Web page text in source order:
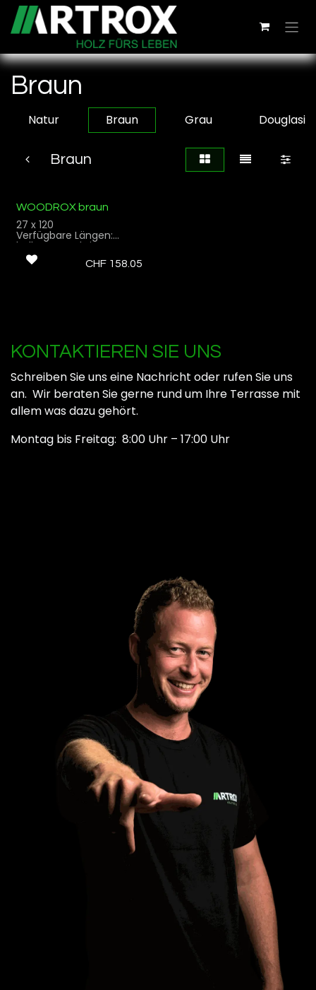
Zum Inhalt springen
Braun
Natur Braun Grau Douglasie
Braun
WOODROX braun
27 x 120
Verfügbare Längen:
halbmeterschritt
Oberfläche: Feinschliff
Profilierung: Genutet für
Aussenbereich
Natürliche
vereinzelt kleine
Rindeneinwüchse und
nicht durchgehende
kleine Oberflächenrisse
toleriert
CHF 158.05
KONTAKTIEREN SIE UNS
Schreiben Sie uns eine Nachricht oder rufen Sie uns
an. Wir beraten Sie gerne rund um Ihre Terrasse mit
allem was dazu gehört.
Montag bis Freitag: 8:00 Uhr – 17:00 Uhr